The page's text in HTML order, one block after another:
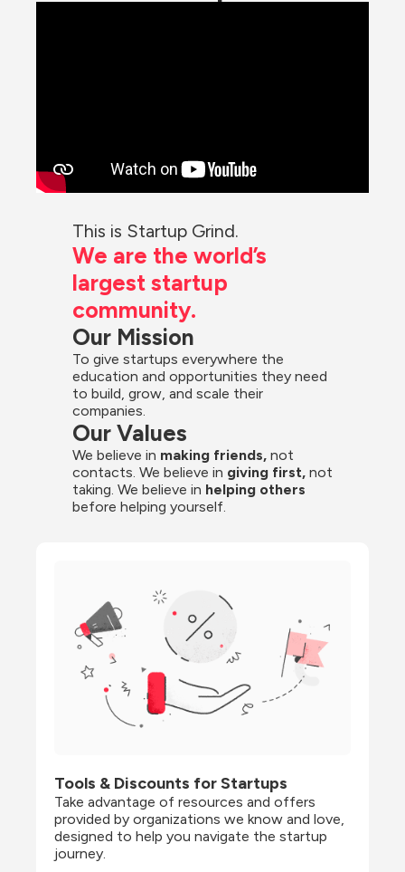
This is Startup Grind.
We are the world’s
largest startup
community.
Our Mission
To give startups everywhere the
education and opportunities they need
to build, grow, and scale their
companies.
Our Values
We believe in making friends, not
contacts. We believe in giving first, not
taking. We believe in helping others
before helping yourself.
Tools & Discounts for Startups
Take advantage of resources and offers
provided by organizations we know and love,
designed to help you navigate the startup
journey.